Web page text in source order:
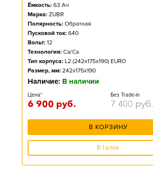
Ёмкость: 63 Ач
Марка: ZUBR
Полярность: Обратная
Пусковой ток: 640
Вольт: 12
Технология: Ca/Ca
Тип корпуса: L2 (242x175x190) EURO
Размер, мм: 242x175x190
Наличие: В наличии
Цена*
6 900 руб.
Без Trade-in
7 400 руб.
В КОРЗИНУ
В 1 клик